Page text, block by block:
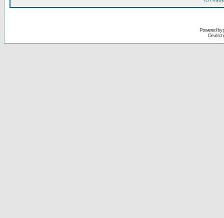
Powered by